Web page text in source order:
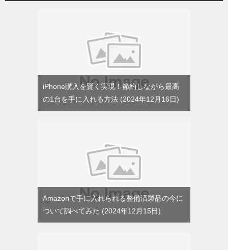
iPhone購入を賢く実現！節約しながら最高
の1台を手に入れる方法
2024年12月16日
Amazonで手に入れられる整備済製品の今に
ついて調べてみた
2024年12月15日